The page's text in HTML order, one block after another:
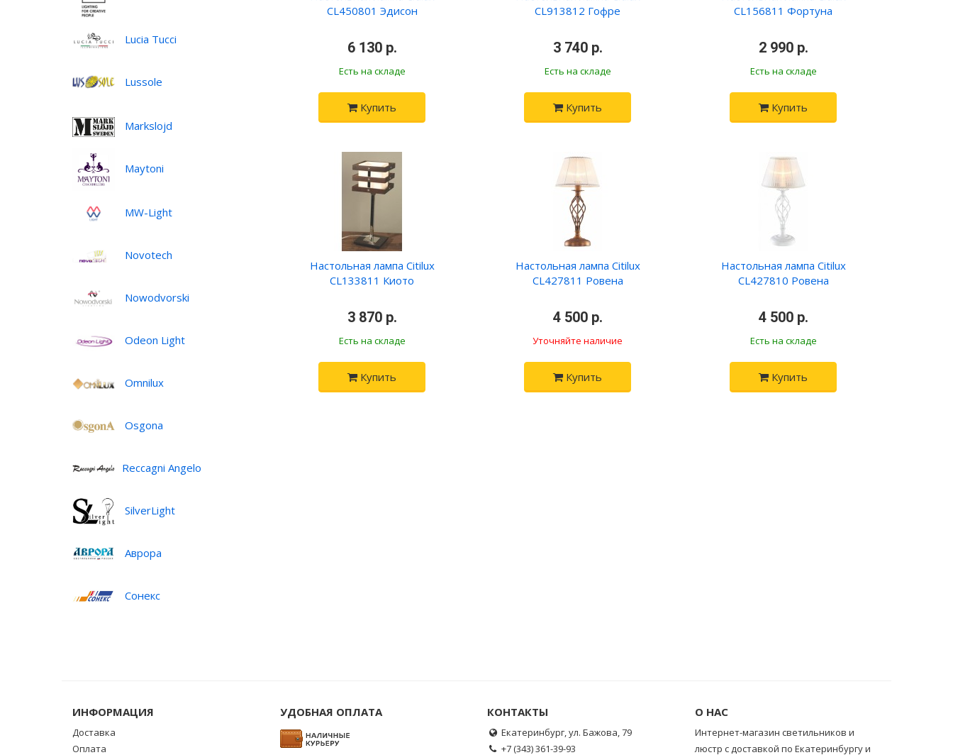
Lucia Tucci
Lussole
Markslojd
Maytoni
MW-Light
Novotech
Nowodvorski
Odeon Light
Omnilux
Osgona
Reccagni Angelo
SilverLight
Аврора
Сонекс
CL450801 Эдисон
6 130 р.
Есть на складе
Купить
CL913812 Гофре
3 740 р.
Есть на складе
Купить
CL156811 Фортуна
2 990 р.
Есть на складе
Купить
Настольная лампа Citilux
CL133811 Киото
3 870 р.
Есть на складе
Купить
Настольная лампа Citilux
CL427811 Ровена
4 500 р.
Уточняйте наличие
Купить
Настольная лампа Citilux
CL427810 Ровена
4 500 р.
Есть на складе
Купить
ИНФОРМАЦИЯ
Доставка
Оплата
УДОБНАЯ ОПЛАТА КОНТАКТЫ
Екатеринбург, ул. Бажова, 79
+7 (343) 361-39-93
О НАС
Интернет-магазин светильников и
люстр с доставкой по Екатеринбургу и